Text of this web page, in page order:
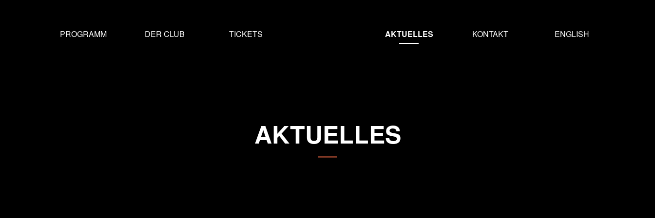
NAVIGATION
PROGRAMM DER CLUB TICKETS AKTUELLES KONTAKT ENGLISH
AKTUELLES